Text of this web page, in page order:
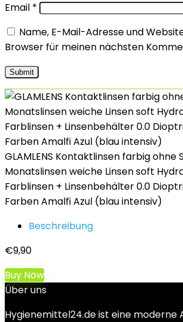
Email *
Name, E-Mail-Adresse und
Browser für meinen nächsten
GLAMLENS Kontaktlinsen farbig
Monatslinsen weiche Linsen soft
Farblinsen + Linsenbehälter 0.0
Farben Amalfi Azul (blau intensiv)
Beschreibung
€9,90
Buy Now
Über uns
Hygienemittel24.de ist eine